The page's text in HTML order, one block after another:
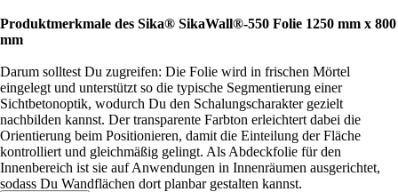
Produktmerkmale des Sika® SikaWall®-550 Folie 1250 mm x 800
mm
Darum solltest Du zugreifen: Die Folie wird in frischen Mörtel
eingelegt und unterstützt so die typische Segmentierung einer
Sichtbetonoptik, wodurch Du den Schalungscharakter gezielt
nachbilden kannst. Der transparente Farbton erleichtert dabei die
Orientierung beim Positionieren, damit die Einteilung der Fläche
kontrolliert und gleichmäßig gelingt. Als Abdeckfolie für den
Innenbereich ist sie auf Anwendungen in Innenräumen ausgerichtet,
sodass Du Wandflächen dort planbar gestalten kannst.